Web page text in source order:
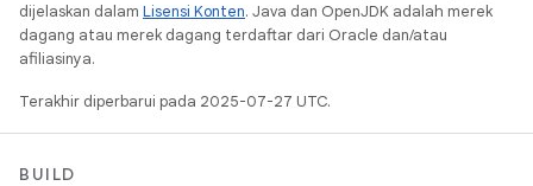
dijelaskan dalam Lisensi Konten. Java dan OpenJDK adalah merek
dagang atau merek dagang terdaftar dari Oracle dan/atau
afiliasinya.
Terakhir diperbarui pada 2025-07-27 UTC.
BUILD